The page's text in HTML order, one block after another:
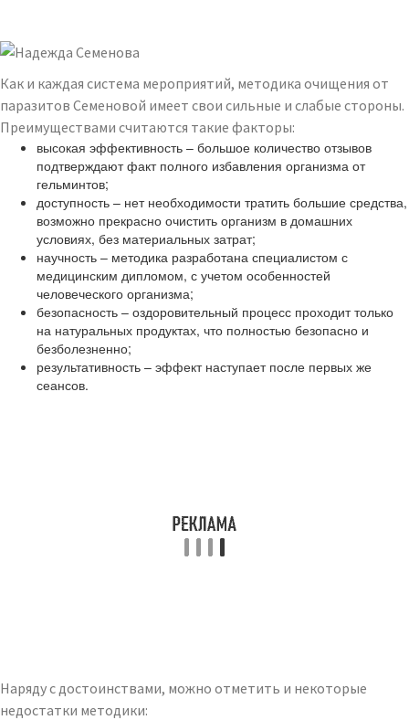
Как и каждая система мероприятий, методика очищения от
паразитов Семеновой имеет свои сильные и слабые стороны.
Преимуществами считаются такие факторы:
высокая эффективность – большое количество отзывов
подтверждают факт полного избавления организма от
гельминтов;
доступность – нет необходимости тратить большие средства,
возможно прекрасно очистить организм в домашних
условиях, без материальных затрат;
научность – методика разработана специалистом с
медицинским дипломом, с учетом особенностей
человеческого организма;
безопасность – оздоровительный процесс проходит только
на натуральных продуктах, что полностью безопасно и
безболезненно;
результативность – эффект наступает после первых же
сеансов.
Наряду с достоинствами, можно отметить и некоторые
недостатки методики: